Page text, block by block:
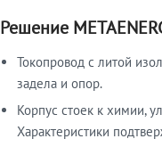
Решение
Токопровод с литой
задела и опор.
Корпус стоек к химии,
Характеристики